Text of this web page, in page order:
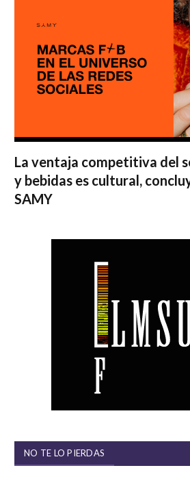
La ventaja competitiva del
y bebidas es cultural,
SAMY
NO TE LO PIERDAS